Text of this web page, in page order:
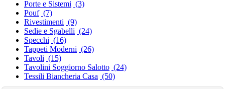
Porte e Sistemi (3)
Pouf (7)
Rivestimenti (9)
Sedie e Sgabelli (24)
Specchi (16)
Tappeti Moderni (26)
Tavoli (15)
Tavolini Soggiorno Salotto (24)
Tessili Biancheria Casa (50)